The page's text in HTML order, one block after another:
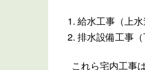
給水工事（上水
排水設備工事
これら宅内工事